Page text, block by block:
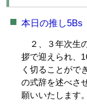
本日の推し5Bs
２、３年次生
拶で迎えられ、
く切ることがで
の式辞を述べさ
願いいたします。